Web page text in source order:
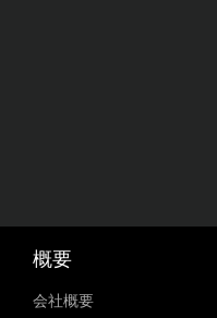
概要
会社概要